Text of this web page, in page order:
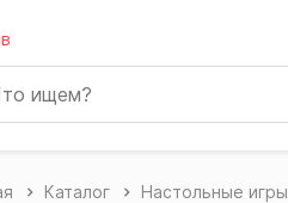
Каталог Настольные игры